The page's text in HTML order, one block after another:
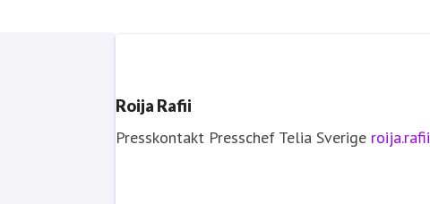
Roija Rafii
Presskontakt Presschef Telia Sverige